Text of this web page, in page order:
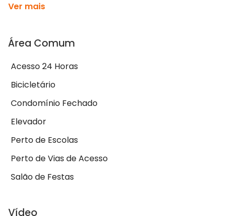
Ver mais
Área Comum
Acesso 24 Horas
Bicicletário
Condomínio Fechado
Elevador
Perto de Escolas
Perto de Vias de Acesso
Salão de Festas
Vídeo